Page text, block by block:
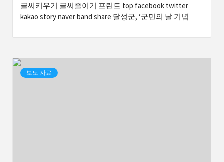
글씨키우기 글씨줄이기 프린트 top facebook twitter
kakao story naver band share 달성군, ‘군민의 날 기념
보도 자료